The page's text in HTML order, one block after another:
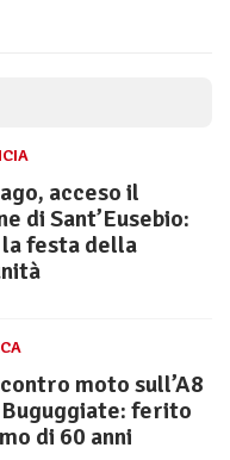
acceso il
di Sant’Eusebio:
la festa della
moto sull’A8
ferito
di 60 anni